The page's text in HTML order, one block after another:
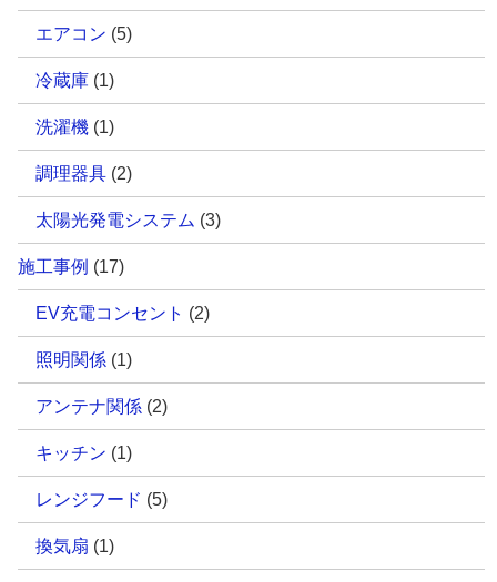
エアコン (5)
冷蔵庫 (1)
洗濯機 (1)
調理器具 (2)
太陽光発電システム (3)
施工事例 (17)
EV充電コンセント (2)
照明関係 (1)
アンテナ関係 (2)
キッチン (1)
レンジフード (5)
換気扇 (1)